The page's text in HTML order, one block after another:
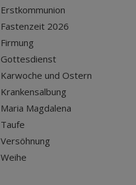
Erstkommunion
Fastenzeit 2026
Firmung
Gottesdienst
Karwoche und Ostern
Krankensalbung
Maria Magdalena
Taufe
Versöhnung
Weihe